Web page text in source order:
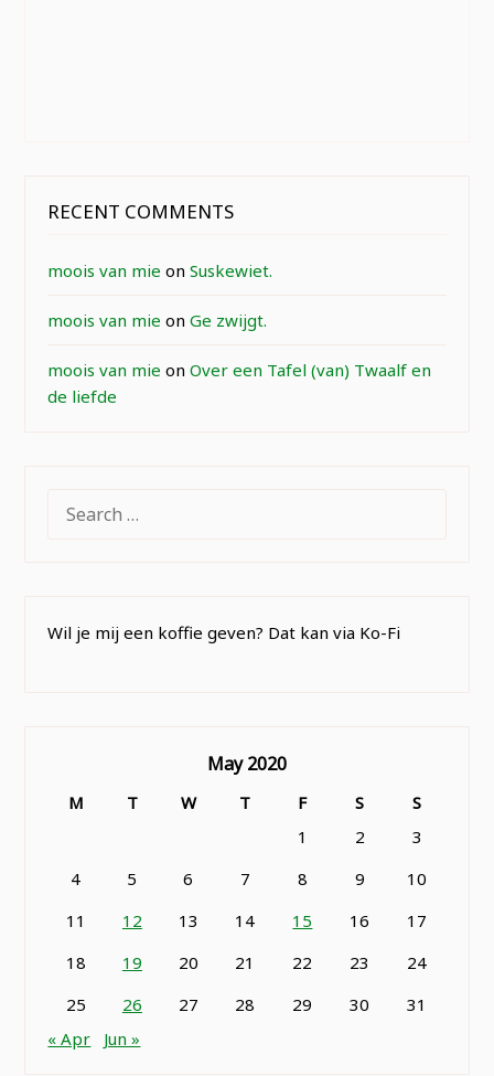
RECENT COMMENTS
moois van mie onSuskewiet.
moois van mie onGe zwijgt.
moois van mie onOver een Tafel (van) Twaalf en
de liefde
FOR:
Wil je mij een koffie geven? Dat kan via Ko-Fi
May 2020
M T W T F S
S
1
2
3
4
5 6 7 8 9
10
11
12 13 14 15 16
17
18
19 20 21 22 23
24
25
26 27 28 29 30
31
« Apr
Jun »